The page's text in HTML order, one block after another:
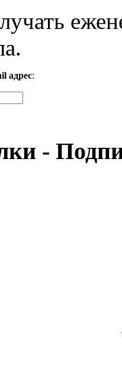
адрес:
-